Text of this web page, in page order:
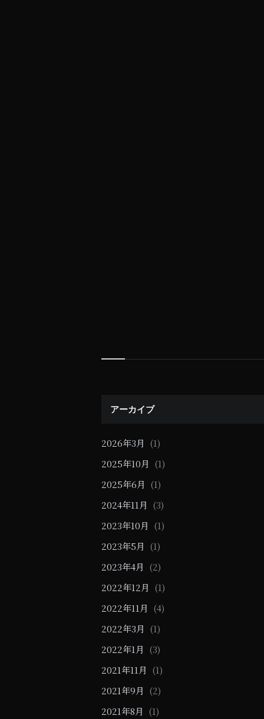
ー
ョ
ン
Widgets
アーカイブ
2026年3月 (1)
2025年10月 (1)
2025年6月 (1)
2024年11月 (3)
2023年10月 (1)
2023年5月 (1)
2023年4月 (2)
2022年12月 (1)
2022年11月 (4)
2022年3月 (1)
2022年1月 (3)
2021年11月 (1)
2021年9月 (2)
2021年8月 (1)